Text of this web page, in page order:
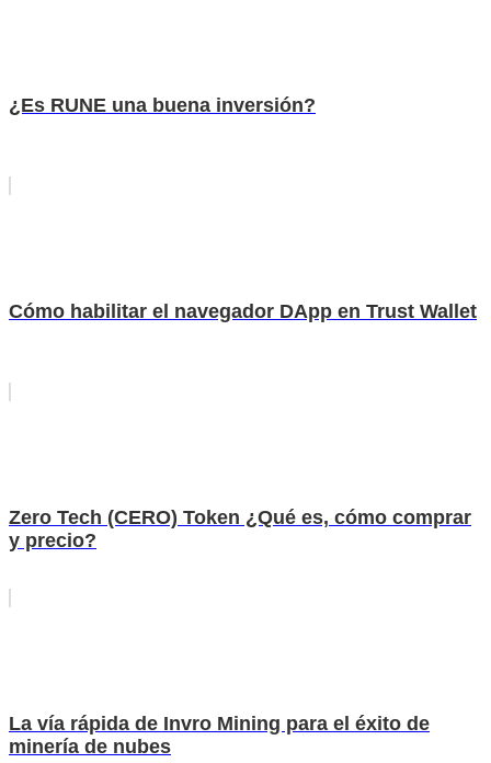
¿Es RUNE una buena inversión?
Cómo habilitar el navegador DApp en Trust Wallet
Zero Tech (CERO) Token ¿Qué es, cómo comprar
y precio?
La vía rápida de Invro Mining para el éxito de
minería de nubes